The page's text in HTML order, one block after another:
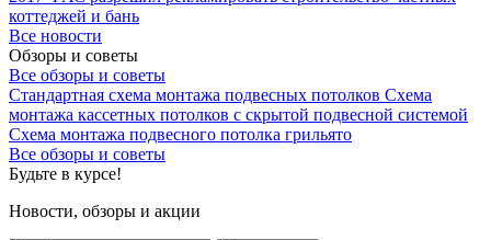
коттеджей и бань
Все новости
Обзоры и советы
Все обзоры и советы
Стандартная схема монтажа подвесных потолков Схема
монтажа кассетных потолков с скрытой подвесной системой
Схема монтажа подвесного потолка грильято
Все обзоры и советы
Будьте в курсе!
Новости, обзоры и акции